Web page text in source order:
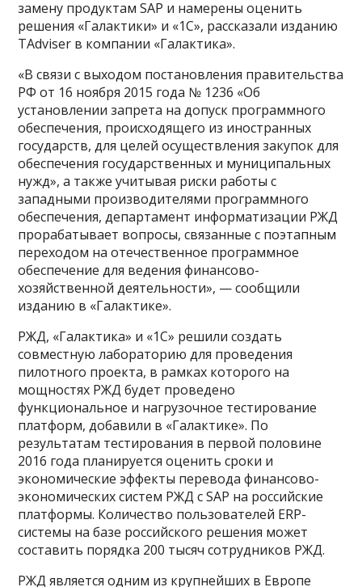
замену продуктам SAP и намерены оценить
решения «Галактики» и «1С», рассказали изданию
TAdviser в компании «Галактика».
«В связи с выходом постановления правительства
РФ от 16 ноября 2015 года № 1236 «Об
установлении запрета на допуск программного
обеспечения, происходящего из иностранных
государств, для целей осуществления закупок для
обеспечения государственных и муниципальных
нужд», а также учитывая риски работы с
западными производителями программного
обеспечения, департамент информатизации РЖД
прорабатывает вопросы, связанные с поэтапным
переходом на отечественное программное
обеспечение для ведения финансово-
хозяйственной деятельности», — сообщили
изданию в «Галактике».
РЖД, «Галактика» и «1С» решили создать
совместную лабораторию для проведения
пилотного проекта, в рамках которого на
мощностях РЖД будет проведено
функциональное и нагрузочное тестирование
платформ, добавили в «Галактике». По
результатам тестирования в первой половине
2016 года планируется оценить сроки и
экономические эффекты перевода финансово-
экономических систем РЖД с SAP на российские
платформы. Количество пользователей ERP-
системы на базе российского решения может
составить порядка 200 тысяч сотрудников РЖД.
РЖД является одним из крупнейших в Европе